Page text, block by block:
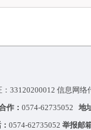
33120200012 信息网
作： 0574-62735052 地
0574-62735052 举报邮